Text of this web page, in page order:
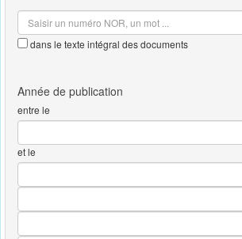
dans le texte intégral des documents
entre le
et le